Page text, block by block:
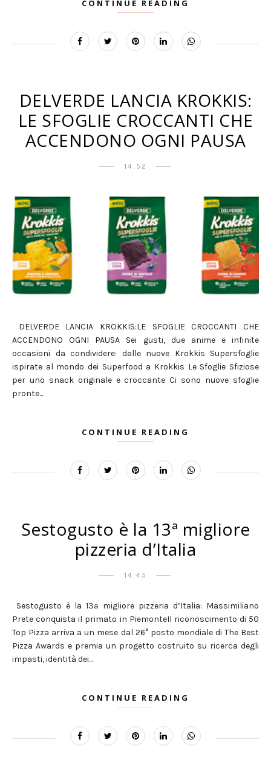
CONTINUE READING
DELVERDE LANCIA KROKKIS:
LE SFOGLIE CROCCANTI CHE
ACCENDONO OGNI PAUSA
14:52
DELVERDE LANCIA KROKKIS:LE SFOGLIE CROCCANTI CHE
ACCENDONO OGNI PAUSA Sei gusti, due anime e infinite
occasioni da condividere: dalle nuove Krokkis Supersfoglie
ispirate al mondo dei Superfood a Krokkis Le Sfoglie Sfiziose
per uno snack originale e croccante Ci sono nuove sfoglie
pronte...
CONTINUE READING
Sestogusto è la 13ª migliore
pizzeria d’Italia
14:45
Sestogusto è la 13ª migliore pizzeria d’Italia: Massimiliano
Prete conquista il primato in PiemonteIl riconoscimento di 50
Top Pizza arriva a un mese dal 26° posto mondiale di The Best
Pizza Awards e premia un progetto costruito su ricerca degli
impasti, identità dei...
CONTINUE READING